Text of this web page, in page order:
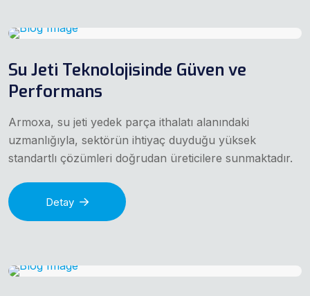
Su Jeti Teknolojisinde Güven ve
Performans
Armoxa, su jeti yedek parça ithalatı alanındaki
uzmanlığıyla, sektörün ihtiyaç duyduğu yüksek
standartlı çözümleri doğrudan üreticilere sunmaktadır.
Detay